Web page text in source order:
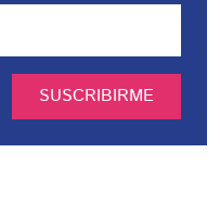
SUSCRIBIRME